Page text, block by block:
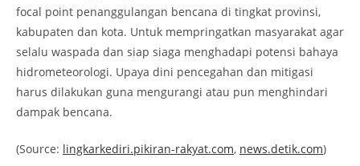
focal point penanggulangan bencana di tingkat provinsi,
kabupaten dan kota. Untuk mempringatkan masyarakat agar
selalu waspada dan siap siaga menghadapi potensi bahaya
hidrometeorologi. Upaya dini pencegahan dan mitigasi
harus dilakukan guna mengurangi atau pun menghindari
dampak bencana.
(Source: lingkarkediri.pikiran-rakyat.com, news.detik.com)